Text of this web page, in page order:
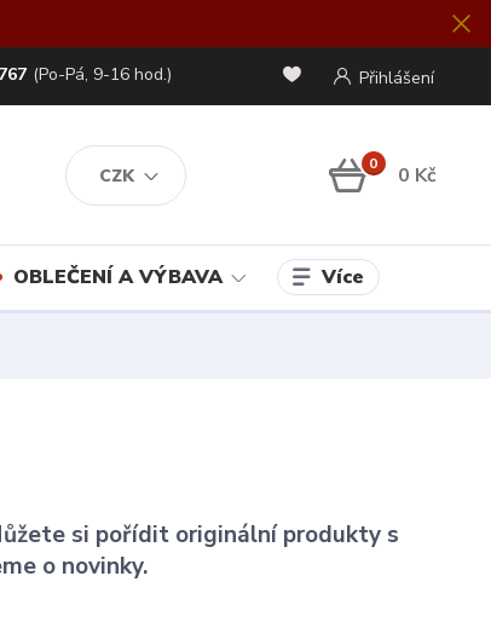
CZK
Přihlášení
(Po-Pá, 9-16 hod.)
0 0 Kč
OBLEČENÍ A VÝBAVA Více
si pořídit originální produkty s
o novinky.